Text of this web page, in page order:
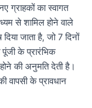
ग्राहकों का स्वागत
से शामिल होने वाले
जाता है, जो 7 दिनों
पूंजी के प्रारंभिक
की अनुमति देती है।
वापसी के प्रावधान